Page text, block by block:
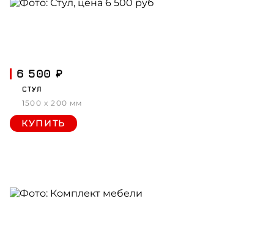
6 500 ₽
СТУЛ
1500 x 200 мм
КУПИТЬ